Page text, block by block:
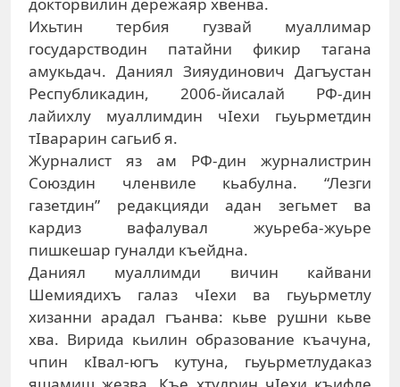
докторвилин дережаяр хвенва.
Ихьтин тербия гузвай муаллимар
государстводин патайни фикир тагана
амукьдач. Даниял Зияудинович Дагъустан
Республикадин, 2006-йисалай РФ-дин
лайихлу муаллимдин чIехи гьуьрметдин
тIварарин сагьиб я.
Журналист яз ам РФ-дин журналистрин
Союздин членвиле кьабулна. “Лезги
газетдин” редакцияди адан зегьмет ва
кардиз вафалувал жуьреба-жуьре
пишкешар гуналди къейдна.
Даниял муаллимди вичин кайвани
Шемиядихъ галаз чIехи ва гьуьрметлу
хизанни арадал гъанва: кьве рушни кьве
хва. Вирида кьилин образование къачуна,
чпин кIвал-югъ кутуна, гьуьрметлудаказ